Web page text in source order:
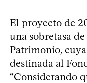
El proyecto de
una sobretasa
Patrimonio,
destinada al
“Considerando